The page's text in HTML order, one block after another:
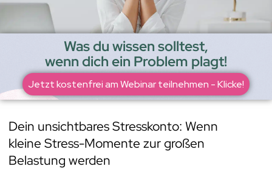
Was du wissen solltest,
wenn dich ein Problem plagt!
Jetzt kostenfrei am Webinar teilnehmen - Klicke!
Dein unsichtbares Stresskonto: Wenn
kleine Stress-Momente zur großen
Belastung werden